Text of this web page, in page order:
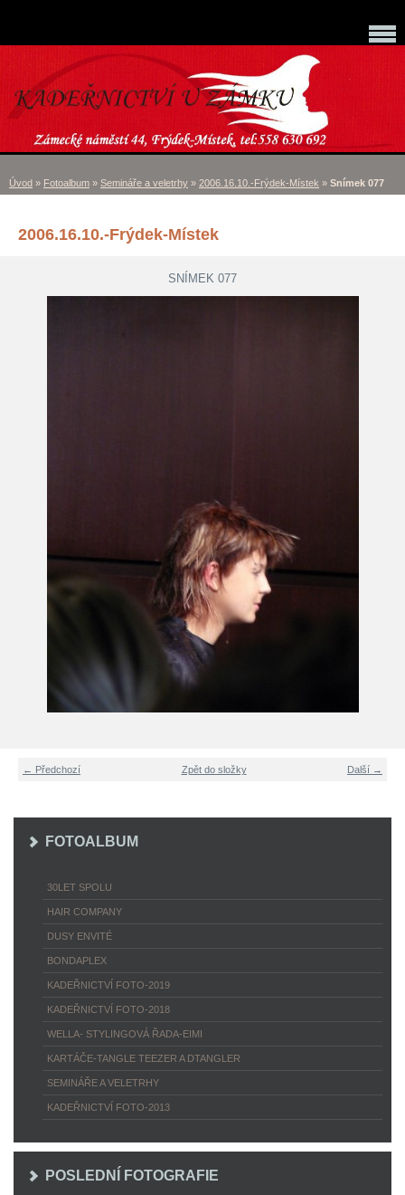
Úvod » Fotoalbum » Semináře a veletrhy » 2006.16.10.-Frýdek-Místek » Snímek 077
2006.16.10.-Frýdek-Místek
SNÍMEK 077
← Předchozí Další →
Zpět do složky
FOTOALBUM
30LET SPOLU
HAIR COMPANY
DUSY ENVITÉ
BONDAPLEX
KADEŘNICTVÍ FOTO-2019
KADEŘNICTVÍ FOTO-2018
WELLA- STYLINGOVÁ ŘADA-EIMI
KARTÁČE-TANGLE TEEZER A DTANGLER
SEMINÁŘE A VELETRHY
KADEŘNICTVÍ FOTO-2013
POSLEDNÍ FOTOGRAFIE